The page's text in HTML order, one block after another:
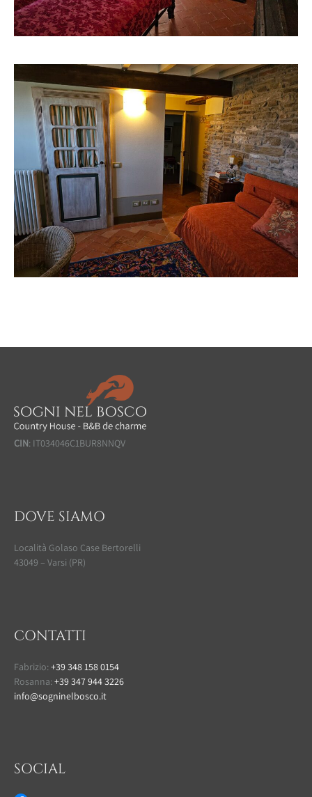
CIN: IT034046C1BUR8NNQV
DOVE SIAMO
Località Golaso Case Bertorelli
43049 – Varsi (PR)
CONTATTI
Fabrizio:+39 348 158 0154
Rosanna:+39 347 944 3226
info@sogninelbosco.it
SOCIAL